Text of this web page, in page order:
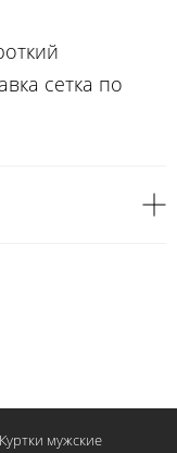
сетка по
Куртки мужские